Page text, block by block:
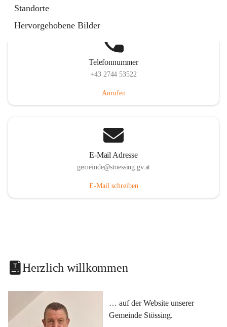
Standorte
Hervorgehobene Bilder
Telefonnummer
+43 2744 53522
Anrufen
E-Mail Adresse
gemeinde@stoessing.gv.at
E-Mail schreiben
Herzlich willkommen
… auf der Website unserer
Gemeinde Stössing.